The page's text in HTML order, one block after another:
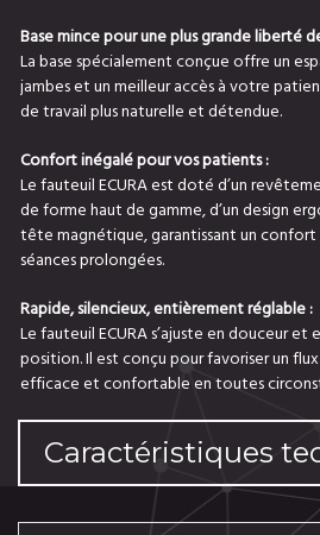
Base mince pour une plus grande liberté
La base spécialement conçue offre un
jambes et un meilleur accès à votre
de travail plus naturelle et détendue.
Confort inégalé pour vos patients :
Le fauteuil ECURA est doté d’un
de forme haut de gamme, d’un design
tête magnétique, garantissant un
séances prolongées.
Rapide, silencieux, entièrement réglable :
Le fauteuil ECURA s’ajuste en douceur et
position. Il est conçu pour favoriser un
efficace et confortable en toutes
Caractéristiques